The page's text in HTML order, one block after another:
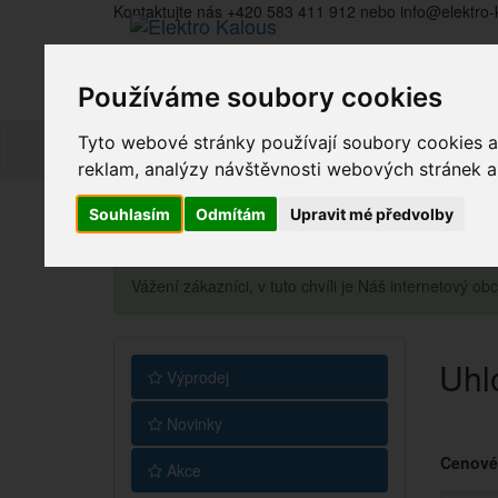
Používáme soubory cookies
Tyto webové stránky používají soubory cookies
reklam, analýzy návštěvnosti webových stránek
Souhlasím Odmítám Upravit mé předvolby
Kontaktujte nás +420 583 411 912 nebo
Vážení zákazníci, v tuto chvíli je Náš internetový
Výprodej
Novinky
Akce